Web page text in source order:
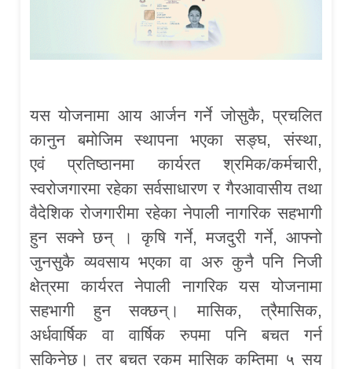
यस योजनामा आय आर्जन गर्ने जोसुकै, प्रचलित
कानुन बमोजिम स्थापना भएका सङ्घ, संस्था,
एवं प्रतिष्ठानमा कार्यरत श्रमिक/कर्मचारी,
स्वरोजगारमा रहेका सर्वसाधारण र गैरआवासीय तथा
वैदेशिक रोजगारीमा रहेका नेपाली नागरिक सहभागी
हुन सक्ने छन् । कृषि गर्ने, मजदुरी गर्ने, आफ्नो
जुनसुकै व्यवसाय भएका वा अरु कुनै पनि निजी
क्षेत्रमा कार्यरत नेपाली नागरिक यस योजनामा
सहभागी हुन सक्छन्। मासिक, त्रैमासिक,
अर्धवार्षिक वा वार्षिक रुपमा पनि बचत गर्न
सकिनेछ। तर बचत रकम मासिक कम्तिमा ५ सय